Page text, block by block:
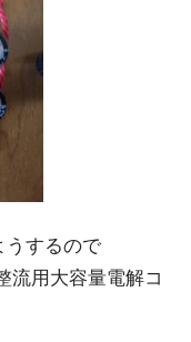
うするので
流用大容量電解コ